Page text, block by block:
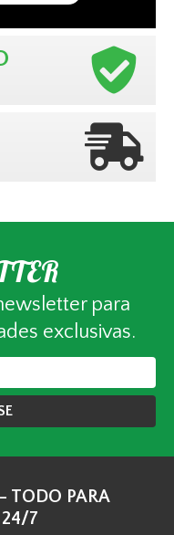
para
exclusivas.
TODO PARA
24/7